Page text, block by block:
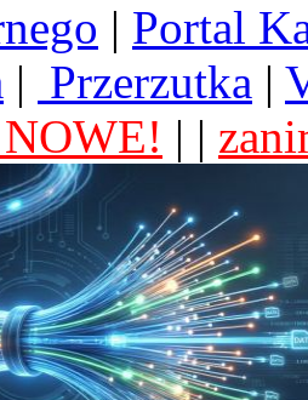
| Portal
| Przerzutka |
| |